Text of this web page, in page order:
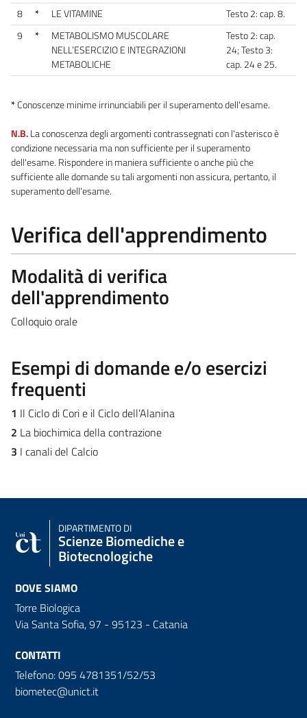
8 * LE VITAMINE
Testo 2: cap. 8.
9
*
METABOLISMO MUSCOLARE
NELL’ESERCIZIO E INTEGRAZIONI
METABOLICHE
Testo 2: cap.
24; Testo 3:
cap. 24 e 25.
*Conoscenze minime irrinunciabili per il superamento dell'esame.
N.B.La conoscenza degli argomenti contrassegnati con l'asterisco è
condizione necessaria ma non sufficiente per il superamento
dell'esame. Rispondere in maniera sufficiente o anche più che
sufficiente alle domande su tali argomenti non assicura, pertanto, il
superamento dell'esame.
Verifica dell'apprendimento
Modalità di verifica
dell'apprendimento
Colloquio orale
Esempi di domande e/o esercizi
frequenti
1 Il Ciclo di Cori e il Ciclo dell’Alanina
2 La biochimica della contrazione
3 I canali del Calcio
DIPARTIMENTO DI
Scienze Biomediche e
Biotecnologiche
DOVE SIAMO
Torre Biologica
Via Santa Sofia, 97 - 95123 - Catania
CONTATTI
Telefono: 095 4781351/52/53
biometec@unict.it